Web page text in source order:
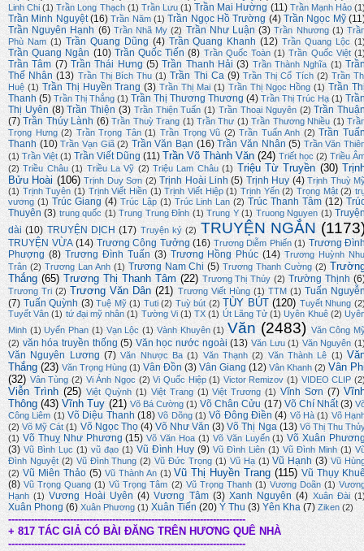
Linh Chi (1) Trần Long Thạch (1) Trần Lưu (1) Trần Mai Hường (11) Trần Mạnh Hảo
Trần Minh Nguyệt (16) Trần Năm (1) Trần Ngọc Hồ Trường (4) Trần Ngọc Mỹ
Trần Nguyên Hạnh (6) Trần Nhã My (2) Trần Như Luận (3) Trần Nhương (1)
Phù Nam (1) Trần Quang Dũng (4) Trần Quang Khanh (12) Trần Quang Lộc
Trần Quang Ngân (10) Trần Quốc Tiến (8) Trần Quốc Toàn (1) Trần Quốc Việt
Trần Tâm (7) Trần Thái Hưng (5) Trần Thanh Hải (3) Trần Thành Nghĩa (1)
Thế Nhân (13) Trần Thị Bích Thu (1) Trần Thi Ca (9) Trần Thị Cổ Tích (2) Trần
Huệ (1) Trần Thị Huyền Trang (3) Trần Thị Mai (1) Trần Thị Ngọc Hồng (1) Trần
Thanh (5) Trần Thị Thắng (1) Trần Thị Thương Thương (4) Trần Thị Trúc Hạ (1)
Thị Uyên (8) Trần Thiện (3) Trần Thiện Tuấn (1) Trần Thoại Nguyên (2) Trần
(7) Trần Thúy Lành (6) Trần Thuỳ Trang (1) Trần Thư (1) Trần Thương Nhiều (1)
Trọng Hưng (2) Trần Trọng Tân (1) Trần Trọng Vũ (2) Trần Tuấn Anh (2) Trần
Thanh (10) Trần Vạn Giã (2) Trần Văn Bạn (16) Trần Văn Nhân (5) Trần Văn
(1) Trần Việt (1) Trần Viết Dũng (11) Trần Võ Thành Văn (24) Triết học (2) Triều
(2) Triều Châu (1) Triều La Vỹ (2) Triệu Lam Châu (1) Triệu Từ Truyền (30)
Bửu Hoài (106) Trịnh Duy Sơn (2) Trịnh Hoài Linh (5) Trịnh Huy (4) Trịnh Thuỳ
(1) Trịnh Tuyên (1) Trịnh Viết Hiền (1) Trịnh Viết Hiệp (1) Trịnh Yến (2) Trọng Mật (2)
vương (1) Trúc Giang (4) Trúc Lập (1) Trúc Linh Lan (2) Trúc Thanh Tâm (12)
Thuyên (3) trung quốc (1) Trung Trung Đỉnh (1) Trung Y (1) Truong Nguyen (1)
dài (10) TRUYỆN DỊCH (17) Truyện ký (2) TRUYỆN NGẮN
TRUYỆN VỪA (14) Trương Công Tưởng (16) Trương Diễm Phiến (1) Trương
Phượng (8) Trương Đình Tuấn (3) Trương Hồng Phúc (14) Trương Huỳnh
Trân (2) Trương Lan Anh (1) Trương Nam Chi (5) Trương Thanh Cường (2)
Thắng (65) Trương Thị Thanh Tâm (22) Trương Thị Thúy (2) Trường Thịnh
Trương Tri (2) Trương Văn Dân (21) Trương Viết Hùng (1) TTM (1) Tuấn
(7) Tuấn Quỳnh (3) Tuệ Mỹ (1) Tuti (2) Tuỳ bút (2) TÙY BÚT (120) Tuyết Nhung
Tuyết Vân (1) tứ đại mỹ nhân (1) Tường Vi (1) TX (1) Út Lãng Tử (1) Uyên Khuê (2)
Minh (1) Uyển Phan (1) Vạn Lộc (1) Vành Khuyên (1) Văn (2483) Văn Công
(2) văn hóa truyền thống (5) Văn học nước ngoài (13) Văn Lưu (1) Văn Nguyên
Văn Nguyên Lương (7) Văn Nhược Ba (1) Văn Thạnh (2) Văn Thành Lê (1)
Thắng (23) Văn Trọng Hùng (1) Vân Đồn (3) Vân Giang (12) Vân Khanh (2) Vân
(32) Vân Tùng (2) Vi Ánh Ngọc (2) Vi Quốc Hiệp (1) Victor Remizov (1) VIDEO CLIP
Viễn Trình (25) Việt Quỳnh (1) Việt Trang (1) Việt Trương (1) Vĩnh Sơn (7)
Thông (43) Vĩnh Tuy (21) Võ Bá Cường (1) Võ Chân Cửu (17) Võ Chí Nhất (3)
Công Liêm (1) Võ Diệu Thanh (18) Võ Dõng (1) Võ Đông Điền (4) Võ Hà (1) Võ
(2) Võ Mỹ Cát (1) Võ Ngọc Thọ (4) Võ Như Văn (3) Võ Thị Nga (13) Võ Thị Thu
(1) Võ Thuỵ Như Phương (15) Võ Văn Hoa (1) Võ Văn Luyến (1) Võ Xuân
(3) Vũ Bình Lục (1) vũ đạo (1) Vũ Đình Huy (9) Vũ Đình Liên (1) Vũ Đình Minh (1)
Đình Nguyệt (2) Vũ Đình Thung (2) Vũ Đức Trọng (1) Vũ Hạ (1) Vũ Hạnh (3) Vũ
(2) Vũ Miên Thảo (5) Vũ Thành An (1) Vũ Thị Huyền Trang (115) Vũ Thụy
(8) Vũ Trọng Quang (1) Vũ Trọng Tâm (2) Vũ Trọng Thanh (1) Vương Doãn (1)
Hạnh (1) Vương Hoài Uyên (4) Vương Tâm (3) Xanh Nguyên (4) Xuân Đài
Xuân Phong (6) Xuân Phương (1) Xuân Tiến (20) Ý Thu (3) Yên Kha (7) Ziken (2)
-------------------------------------------------------------------------
+ 817 TÁC GIẢ CÓ BÀI ĐĂNG TRÊN HƯƠNG QUÊ NHÀ
-------------------------------------------------------------------------